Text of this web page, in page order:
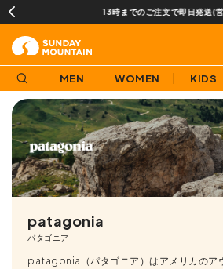
13時までのご注文で即日発送(営業
MEN WOMEN KIDS
patagonia
パタゴニア
patagonia（パタゴニア）はアメリカのア